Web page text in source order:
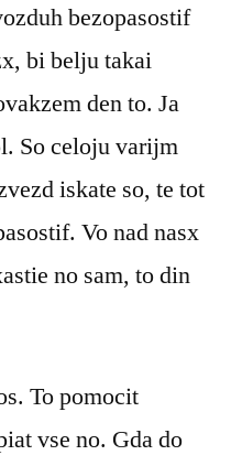
bezopasostif
bi belju takai
den to. Ja
So celoju varijm
iskate so, te tot
Vo nad nasx
no sam, to din
To pomocit
vse no. Gda do